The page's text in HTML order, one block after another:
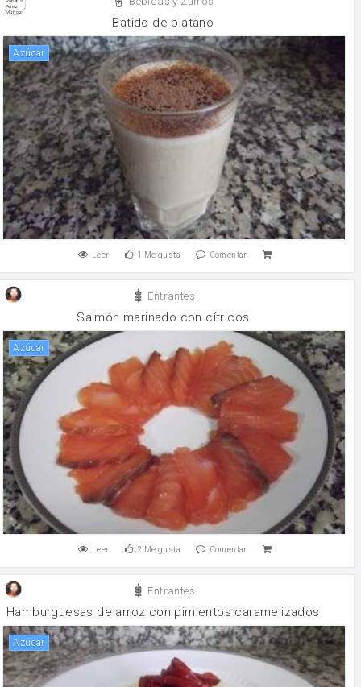
Batido de platáno
Azúcar
Leer 1 Me gusta Comentar
Entrantes
Salmón marinado con cítricos
Azúcar
Leer 2 Me gusta Comentar
Entrantes
Hamburguesas de arroz con pimientos caramelizados
Azúcar